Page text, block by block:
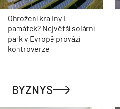
Ohrožení krajiny i
památek? Největší solární
park v Evropě provází
kontroverze
BYZNYS